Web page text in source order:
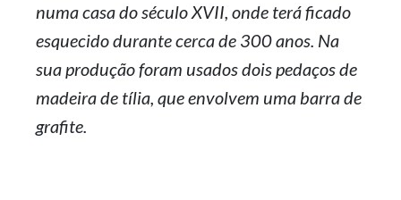
numa casa do século XVII, onde terá ficado
esquecido durante cerca de 300 anos. Na
sua produção foram usados dois pedaços de
madeira de tília, que envolvem uma barra de
grafite.